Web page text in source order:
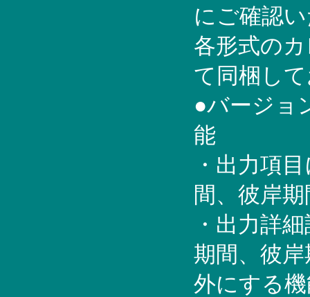
にご確認
各形式の
て同梱し
●バージョ
能
・出力項
間、彼岸
・出力詳
期間、彼
外にする